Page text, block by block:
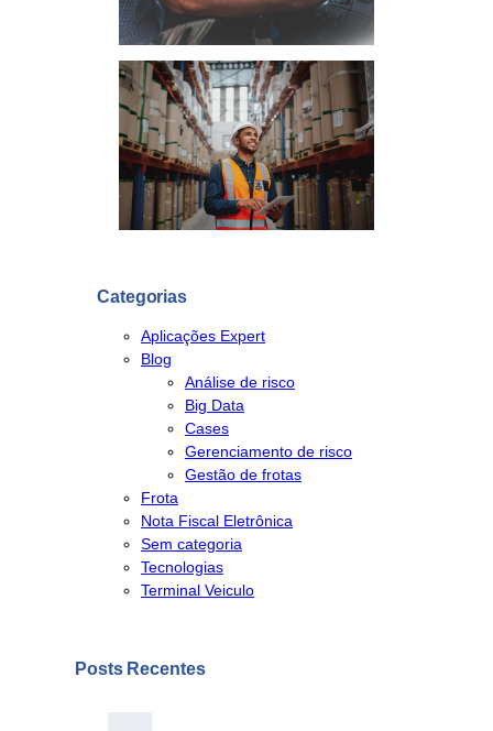
Categorias
Aplicações Expert
Blog
Análise de risco
Big Data
Cases
Gerenciamento de risco
Gestão de frotas
Frota
Nota Fiscal Eletrônica
Sem categoria
Tecnologias
Terminal Veiculo
Posts Recentes